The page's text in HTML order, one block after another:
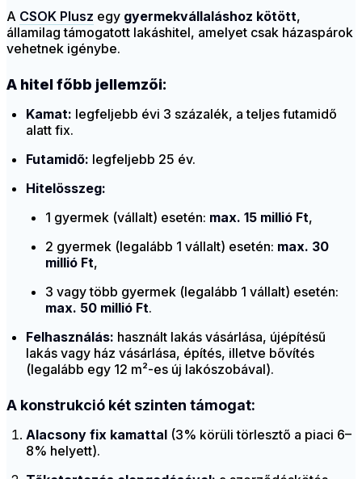
A CSOK Plusz egy gyermekvállaláshoz kötött,
államilag támogatott lakáshitel, amelyet csak házaspárok
vehetnek igénybe.
A hitel főbb jellemzői:
Kamat: legfeljebb évi 3 százalék, a teljes futamidő
alatt fix.
Futamidő: legfeljebb 25 év.
Hitelösszeg:
1 gyermek (vállalt) esetén: max. 15 millió Ft,
2 gyermek (legalább 1 vállalt) esetén: max. 30
millió Ft,
3 vagy több gyermek (legalább 1 vállalt) esetén:
max. 50 millió Ft.
Felhasználás: használt lakás vásárlása, újépítésű
lakás vagy ház vásárlása, építés, illetve bővítés
(legalább egy 12 m²-es új lakószobával).
A konstrukció két szinten támogat:
Alacsony fix kamattal (3% körüli törlesztő a piaci 6–
8% helyett).